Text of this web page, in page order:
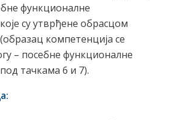
функционалне
су утврђене обрасцом
компетенција се
– посебне функционалне
тачкама 6 и 7).